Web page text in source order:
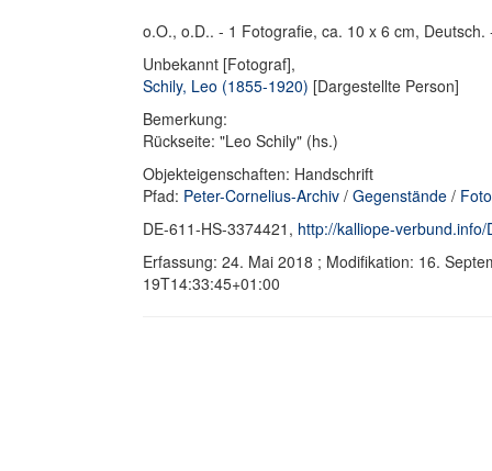
o.O., o.D.. - 1 Fotografie, ca. 10 x 6 cm, Deutsch.
Unbekannt [Fotograf],
Schily, Leo (1855-1920) [Dargestellte Person]
Bemerkung:
Rückseite: "Leo Schily" (hs.)
Objekteigenschaften: Handschrift
Pfad: Peter-Cornelius-Archiv / Gegenstände /
DE-611-HS-3374421, http://kalliope-
Erfassung: 24. Mai 2018 ; Modifikation: 16.
19T14:33:45+01:00